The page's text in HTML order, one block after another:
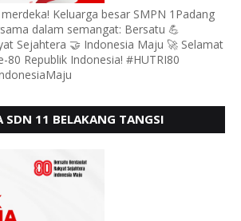
Keluarga besar SMPN 1Padang
dalam semangat: Bersatu 💪
Sejahtera 🤝 Indonesia Maju 🚀 Selamat
80 Republik Indonesia! #HUTRI80
SDN 11 BELAKANG TANGSI